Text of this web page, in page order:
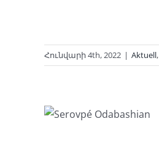
Հունվարի 4th, 2022 | Aktuell,